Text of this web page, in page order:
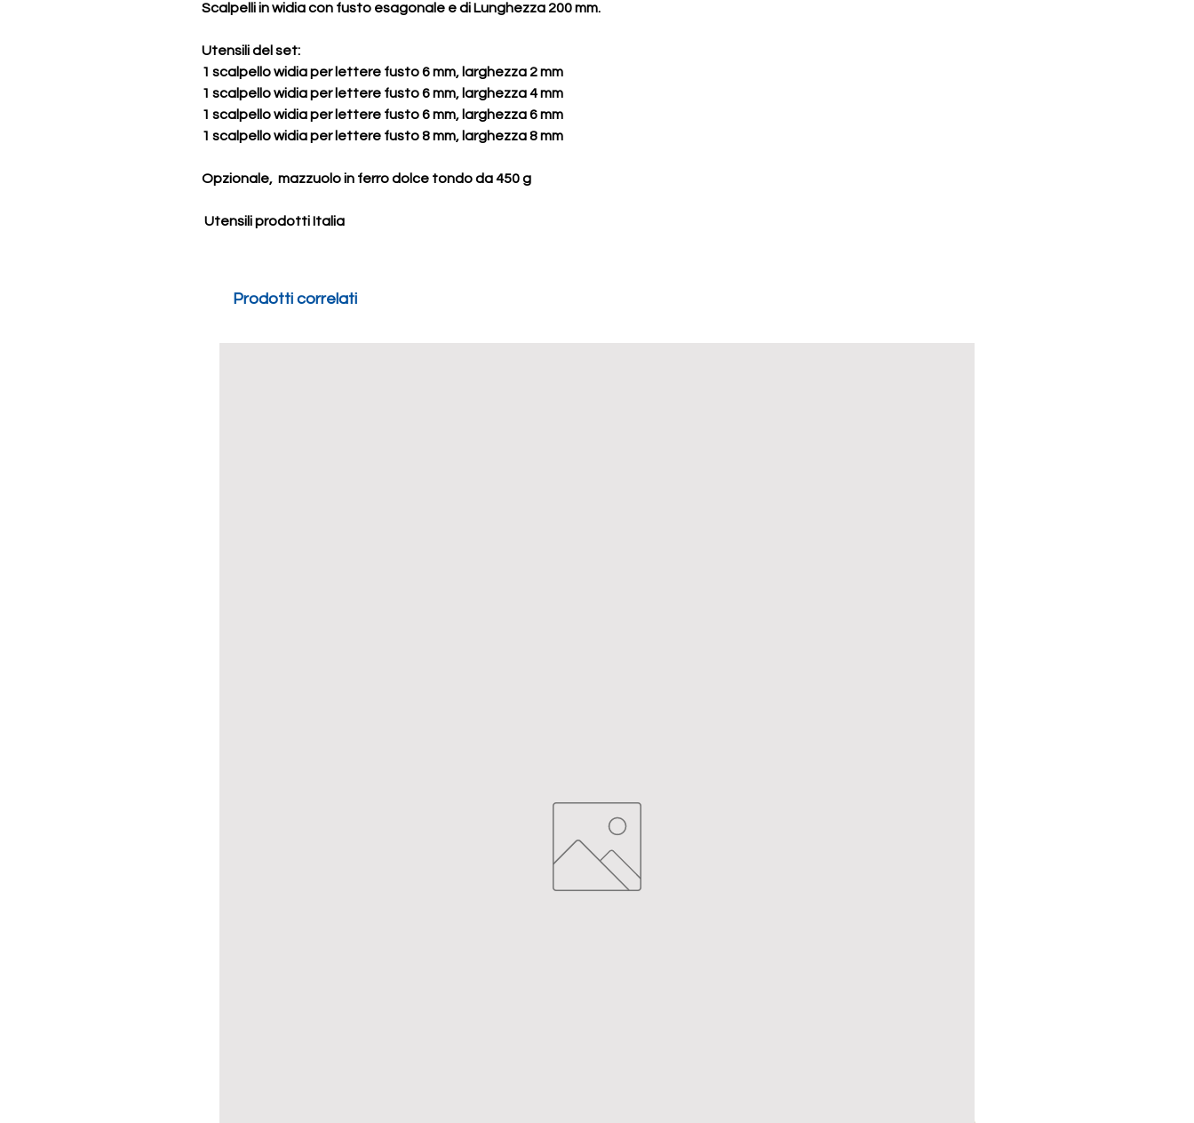
Scalpelli in widia con fusto esagonale e di Lunghezza 200 mm.
Utensili del set:
1 scalpello widia per lettere fusto 6 mm, larghezza 2 mm
1 scalpello widia per lettere fusto 6 mm, larghezza 4 mm
1 scalpello widia per lettere fusto 6 mm, larghezza 6 mm
1 scalpello widia per lettere fusto 8 mm, larghezza 8 mm
Opzionale, mazzuolo in ferro dolce tondo da 450 g
Utensili prodotti Italia
Prodotti correlati